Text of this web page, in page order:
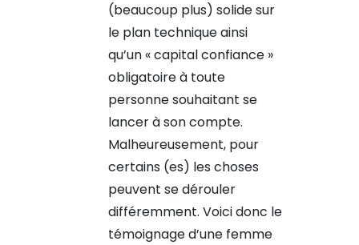
(beaucoup plus) solide sur
le plan technique ainsi
qu’un « capital confiance »
obligatoire à toute
personne souhaitant se
lancer à son compte.
Malheureusement, pour
certains (es) les choses
peuvent se dérouler
différemment. Voici donc le
témoignage d’une femme